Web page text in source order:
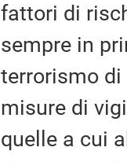
fattori di
sempre in
terrorismo
misure di
quelle a cui